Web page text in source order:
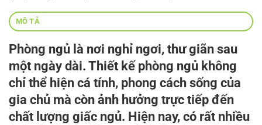
MÔ TẢ
Phòng ngủ là nơi nghỉ ngơi, thư giãn sau
một ngày dài. Thiết kế phòng ngủ không
chỉ thể hiện cá tính, phong cách sống của
gia chủ mà còn ảnh hưởng trực tiếp đến
chất lượng giấc ngủ. Hiện nay, có rất nhiều